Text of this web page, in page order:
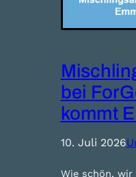
bei
kommt
10. Juli 2026
Wie schön, wir